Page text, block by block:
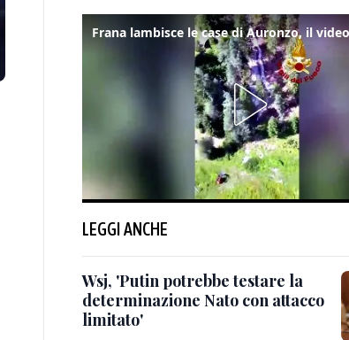
LEGGI ANCHE
Wsj, 'Putin potrebbe testare la
determinazione Nato con attacco
limitato'